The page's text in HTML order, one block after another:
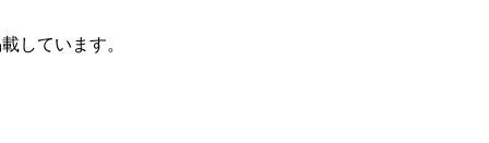
しています。